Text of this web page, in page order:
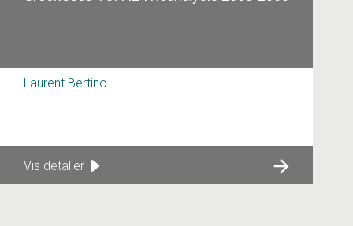
Laurent Bertino
Vis detaljer